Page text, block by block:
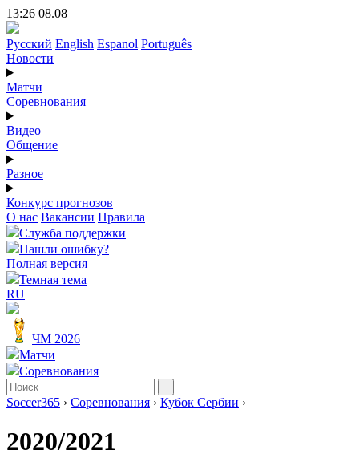
13:26 08.08
Русский English Espanol Português
Новости
Матчи
Соревнования
Видео
Общение
Разное
Конкурс прогнозов
О нас Вакансии Правила
Служба поддержки
Нашли ошибку?
Полная версия
Темная тема
RU
ЧМ 2026
Матчи
Соревнования
Soccer365 › Соревнования › Кубок Сербии ›
2020/2021